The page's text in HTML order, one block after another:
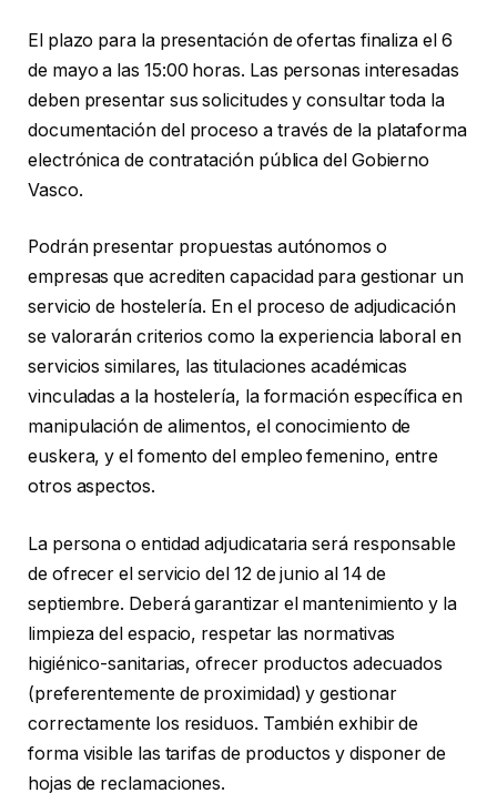
El plazo para la presentación de ofertas finaliza el 6
de mayo a las 15:00 horas. Las personas interesadas
deben presentar sus solicitudes y consultar toda la
documentación del proceso a través de la plataforma
electrónica de contratación pública del Gobierno
Vasco.
Podrán presentar propuestas autónomos o
empresas que acrediten capacidad para gestionar un
servicio de hostelería. En el proceso de adjudicación
se valorarán criterios como la experiencia laboral en
servicios similares, las titulaciones académicas
vinculadas a la hostelería, la formación específica en
manipulación de alimentos, el conocimiento de
euskera, y el fomento del empleo femenino, entre
otros aspectos.
La persona o entidad adjudicataria será responsable
de ofrecer el servicio del 12 de junio al 14 de
septiembre. Deberá garantizar el mantenimiento y la
limpieza del espacio, respetar las normativas
higiénico-sanitarias, ofrecer productos adecuados
(preferentemente de proximidad) y gestionar
correctamente los residuos. También exhibir de
forma visible las tarifas de productos y disponer de
hojas de reclamaciones.